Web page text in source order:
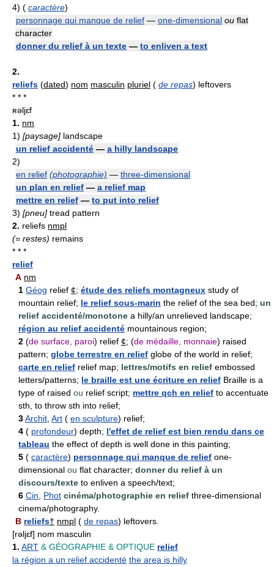
4) ( caractère)
personnage qui manque de relief — one-dimensional ou flat
character
donner du relief à un texte — to enliven a text
2.
reliefs (dated) nom masculin pluriel ( de repas) leftovers
* * *
ʀəljɛf
1. nm
1) [paysage] landscape
un relief accidenté — a hilly landscape
2)
en relief (photographie) — three-dimensional
un plan en relief — a relief map
mettre en relief — to put into relief
3) [pneu] tread pattern
2. reliefs nmpl
(= restes) remains
* * *
relief
A nm
1 Géog relief ¢; étude des reliefs montagneux study of
mountain relief; le relief sous-marin the relief of the sea bed; un
relief accidenté/monotone a hilly/an unrelieved landscape;
région au relief accidenté mountainous region;
2 (de surface, paroi) relief ¢; (de médaille, monnaie) raised
pattern; globe terrestre en relief globe of the world in relief;
carte en relief relief map; lettres/motifs en relief embossed
letters/patterns; le braille est une écriture en relief Braille is a
type of raised ou relief script; mettre qch en relief to accentuate
sth, to throw sth into relief;
3Archit Art ( en sculpture) relief;
4 ( profondeur) depth; l'effet de relief est bien rendu dans ce
tableau the effect of depth is well done in this painting;
5 ( caractère) personnage qui manque de relief one-
dimensional ou flat character; donner du relief à un
discours/texte to enliven a speech/text;
6 Cin Phot cinéma/photographie en relief three-dimensional
cinema/photography.
B reliefs† nmpl ( de repas) leftovers.
[rəljɛf] nom masculin
1. ART & GÉOGRAPHIE & OPTIQUE relief
la région a un relief accidenté the area is hilly